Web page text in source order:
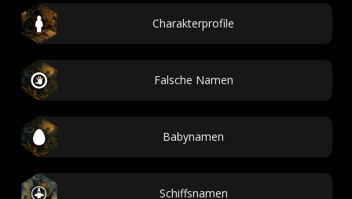
Charakterprofile
Falsche Namen
Babynamen
Schiffsnamen